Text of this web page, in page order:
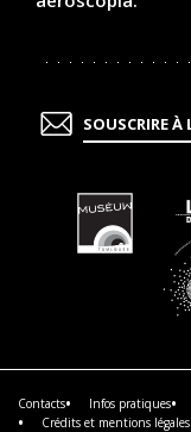
SOUSCRIRE À
Contacts Infos pratiques
Crédits et mentions légales